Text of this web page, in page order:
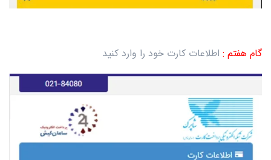
گام هفتم : اطلاعات کارت خود را وارد کنید